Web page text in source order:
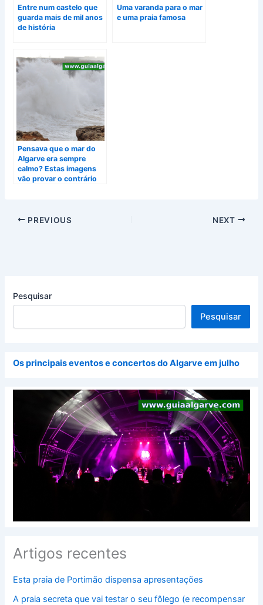
Pesquisar
Pesquisar
Os principais eventos e concertos do Algarve em julho
Artigos recentes
Esta praia de Portimão dispensa apresentações
A praia secreta que vai testar o seu fôlego (e recompensar
Entre num castelo que
guarda mais de mil anos
de história
Uma varanda para o mar
e uma praia famosa
Pensava que o mar do
Algarve era sempre
calmo? Estas imagens
vão provar o contrário
PREVIOUS NEXT